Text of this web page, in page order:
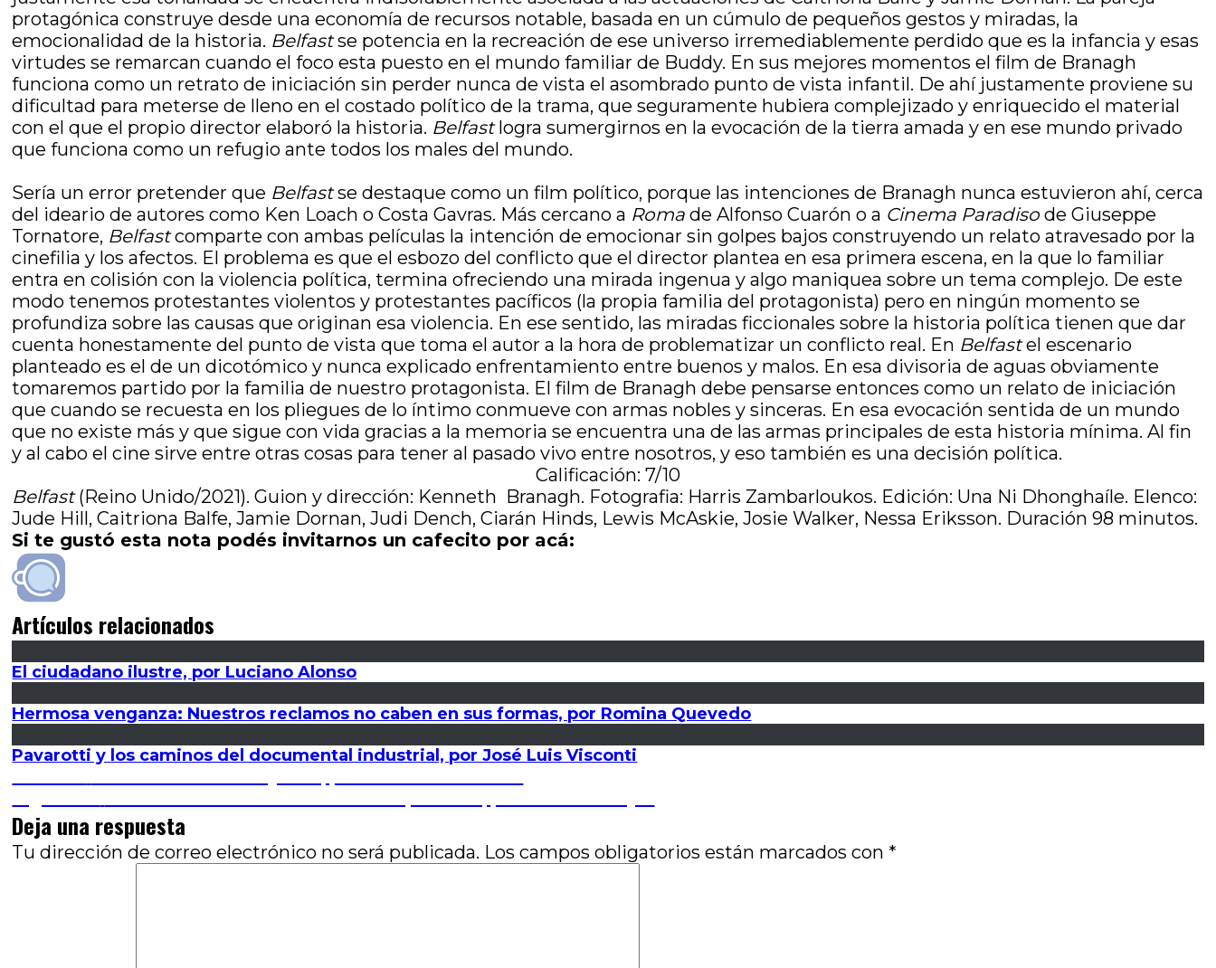
protagónica construye desde una economía de recursos notable, basada en un cúmulo de pequeños gestos y miradas, la
emocionalidad de la historia. Belfastse potencia en la recreación de ese universo irremediablemente perdido que es la infancia y esas
virtudes se remarcan cuando el foco esta puesto en el mundo familiar de Buddy. En sus mejores momentos el film de Branagh
funciona como un retrato de iniciación sin perder nunca de vista el asombrado punto de vista infantil. De ahí justamente proviene su
dificultad para meterse de lleno en el costado político de la trama, que seguramente hubiera complejizado y enriquecido el material
con el que el propio director elaboró la historia. Belfastlogra sumergirnos en la evocación de la tierra amada y en ese mundo privado
que funciona como un refugio ante todos los males del mundo.
Sería un error pretender que Belfastse destaque como un film político, porque las intenciones de Branagh nunca estuvieron ahí, cerca
del ideario de autores como Ken Loach o Costa Gavras. Más cercano a Roma de Alfonso Cuarón o a Cinema Paradisode Giuseppe
Tornatore, Belfastcomparte con ambas películas la intención de emocionar sin golpes bajos construyendo un relato atravesado por la
cinefilia y los afectos. El problema es que el esbozo del conflicto que el director plantea en esa primera escena, en la que lo familiar
entra en colisión con la violencia política, termina ofreciendo una mirada ingenua y algo maniquea sobre un tema complejo. De este
modo tenemos protestantes violentos y protestantes pacíficos (la propia familia del protagonista) pero en ningún momento se
profundiza sobre las causas que originan esa violencia. En ese sentido, las miradas ficcionales sobre la historia política tienen que dar
cuenta honestamente del punto de vista que toma el autor a la hora de problematizar un conflicto real. En Belfastel escenario
planteado es el de un dicotómico y nunca explicado enfrentamiento entre buenos y malos. En esa divisoria de aguas obviamente
tomaremos partido por la familia de nuestro protagonista. El film de Branagh debe pensarse entonces como un relato de iniciación
que cuando se recuesta en los pliegues de lo íntimo conmueve con armas nobles y sinceras. En esa evocación sentida de un mundo
que no existe más y que sigue con vida gracias a la memoria se encuentra una de las armas principales de esta historia mínima. Al fin
y al cabo el cine sirve entre otras cosas para tener al pasado vivo entre nosotros, y eso también es una decisión política.
Calificación: 7/10
Belfast(Reino Unido/2021). Guion y dirección: Kenneth Branagh. Fotografia: Harris Zambarloukos. Edición: Una Ni Dhonghaíle. Elenco:
Jude Hill, Caitriona Balfe, Jamie Dornan, Judi Dench, Ciarán Hinds, Lewis McAskie, Josie Walker, Nessa Eriksson. Duración 98 minutos.
Si te gustó esta nota podés invitarnos un cafecito por acá:
Artículos relacionados
El ciudadano ilustre, por Luciano Alonso
Hermosa venganza: Nuestros reclamos no caben en sus formas, por Romina Quevedo
Pavarotti y los caminos del documental industrial, por José Luis Visconti
Navegación
de
entradas
siguiente:
Deja una respuesta
Tu dirección de correo electrónico no será publicada. Los campos obligatorios están marcados con *